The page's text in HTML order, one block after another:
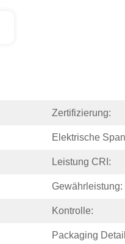
Zertifizierung:
Elektrische
Leistung CRI:
Gewährleistung:
Kontrolle:
Packaging